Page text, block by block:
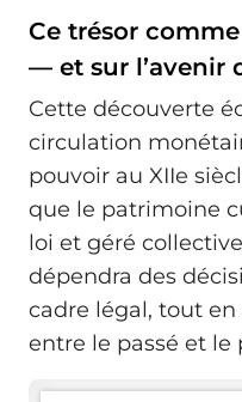
Ce trésor
— et sur l’avenir
Cette découverte
circulation
pouvoir au XIIe
que le patrimoine
loi et géré
dépendra des
cadre légal, tout
entre le passé et le